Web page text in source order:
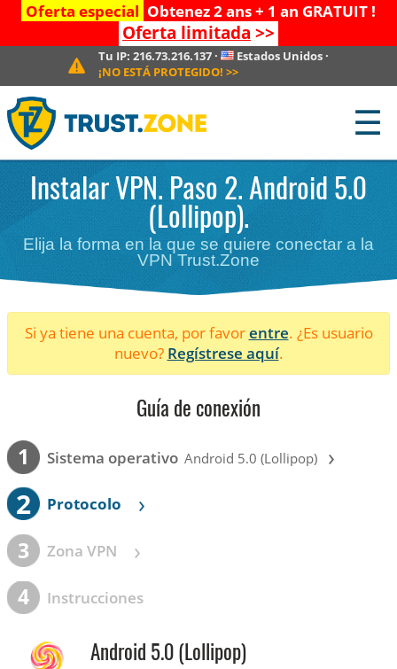
Oferta especial Obtenez 2 ans + 1 an GRATUIT !
Oferta limitada >>
Tu IP: 216.73.216.137· Estados Unidos ·
¡NO ESTÁ PROTEGIDO! >>
☰
Instalar VPN. Paso 2. Android 5.0
(Lollipop).
Elija la forma en la que se quiere conectar a la
VPN Trust.Zone
Si ya tiene una cuenta, por favorentre. ¿Es usuario
nuevo? Regístrese aquí.
Guía de conexión
1 Sistema operativo Android 5.0 (Lollipop) ›
2 Protocolo ›
3 Zona VPN ›
4 Instrucciones
Android 5.0 (Lollipop)